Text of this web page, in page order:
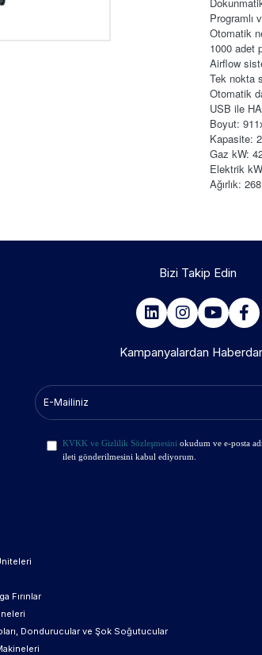
Programlı
Otomatik
1000 adet
Airflow
Tek nokta
Otomatik
USB ile
Boyut:
Kapasite:
Gaz kW:
Elektrik
Ağırlık: 268
Bizi Takip Edin
Kampanyalardan
KVKK ve Gizlilik Sözleşmesini okudum ve e-posta
ileti gönderilmesini kabul ediyorum.
Fırınlar
Dondurucular ve Şok Soğutucular